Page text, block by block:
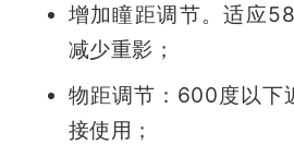
搞
机
增加瞳距调节。适应
减少重影；
物距调节：600度以下
接使用；